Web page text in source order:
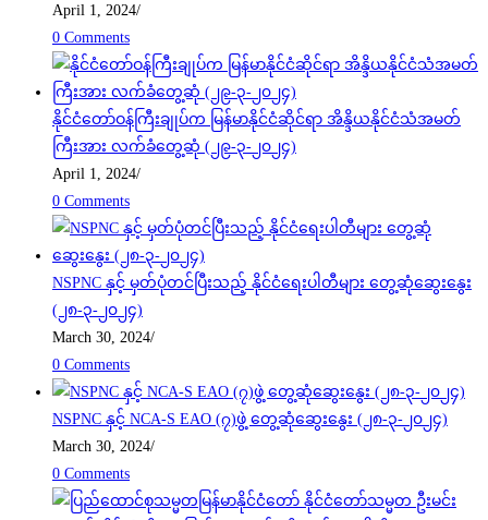
April 1, 2024/
0 Comments
နိုင်ငံတော်ဝန်ကြီးချုပ်က မြန်မာနိုင်ငံဆိုင်ရာ အိန္ဒိယနိုင်ငံသံအမတ်
ကြီးအား လက်ခံတွေ့ဆုံ (၂၉-၃-၂၀၂၄)
April 1, 2024/
0 Comments
NSPNC နှင့် မှတ်ပုံတင်ပြီးသည့် နိုင်ငံရေးပါတီများ တွေ့ဆုံဆွေးနွေး
(၂၈-၃-၂၀၂၄)
March 30, 2024/
0 Comments
NSPNC နှင့် NCA-S EAO (၇)ဖွဲ့ တွေ့ဆုံဆွေးနွေး (၂၈-၃-၂၀၂၄)
March 30, 2024/
0 Comments